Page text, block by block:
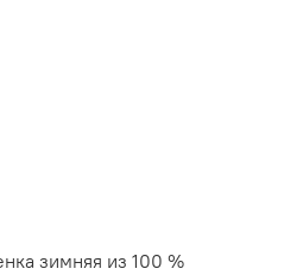
зимняя из 100 %